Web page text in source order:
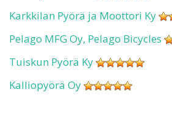
Karkkilan Pyörä ja Moottori Ky
Pelago MFG Oy, Pelago Bicycles
Tuiskun Pyörä Ky
Kalliopyörä Oy